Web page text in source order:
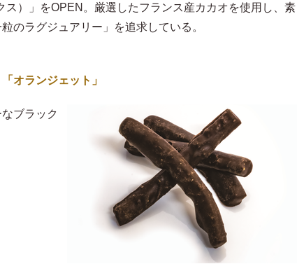
）」をOPEN。厳選したフランス産カカオを使用し、素
のラグジュアリー」を追求している。
オランジェット」
ブラック